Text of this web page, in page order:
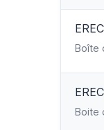
Boîte
Boite